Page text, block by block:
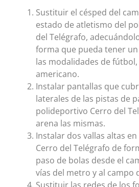
Sustituir el césped del
estado de atletismo del
del Telégrafo,
forma que pueda tener
las modalidades de
americano.
Instalar pantallas que
laterales de las pistas de
polideportivo Cerro del
arena las mismas.
Instalar dos vallas altas
Cerro del Telégrafo de
paso de bolas desde el
vías del metro y al campo